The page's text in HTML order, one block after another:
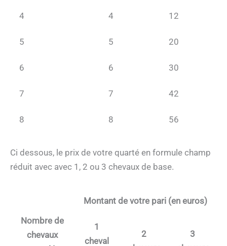
4 4 12
5 5 20
6 6 30
7 7 42
8 8 56
Ci dessous, le prix de votre quarté en formule champ
réduit avec avec 1, 2 ou 3 chevaux de base.
Nombre de
chevaux
Montant de votre pari (en euros)
1
cheval
2
3